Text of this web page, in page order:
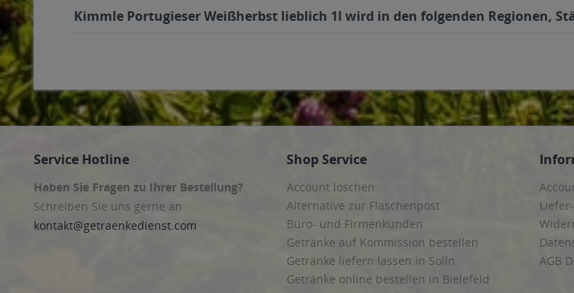
Kimmle Portugieser Weißherbst lieblich 1l wird in den folgenden Regionen,
Service Hotline
Haben Sie Fragen zu Ihrer Bestellung?
Schreiben Sie uns gerne an
kontakt@getraenkedienst.com
Shop Service
Account löschen
Alternative zur Flaschenpost
Büro- und Firmenkunden
Getränke auf Kommission bestellen
Getränke liefern lassen in Solln
Getränke online bestellen in Bielefeld
AGB